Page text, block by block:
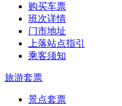
购买车票
班次详情
门市地址
上落站点指引
乘客须知
旅游套票
景点套票